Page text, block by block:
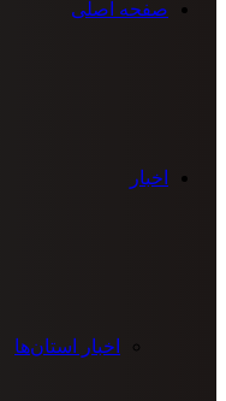
صفحه اصلی
اخبار
اخبار استان‌ها